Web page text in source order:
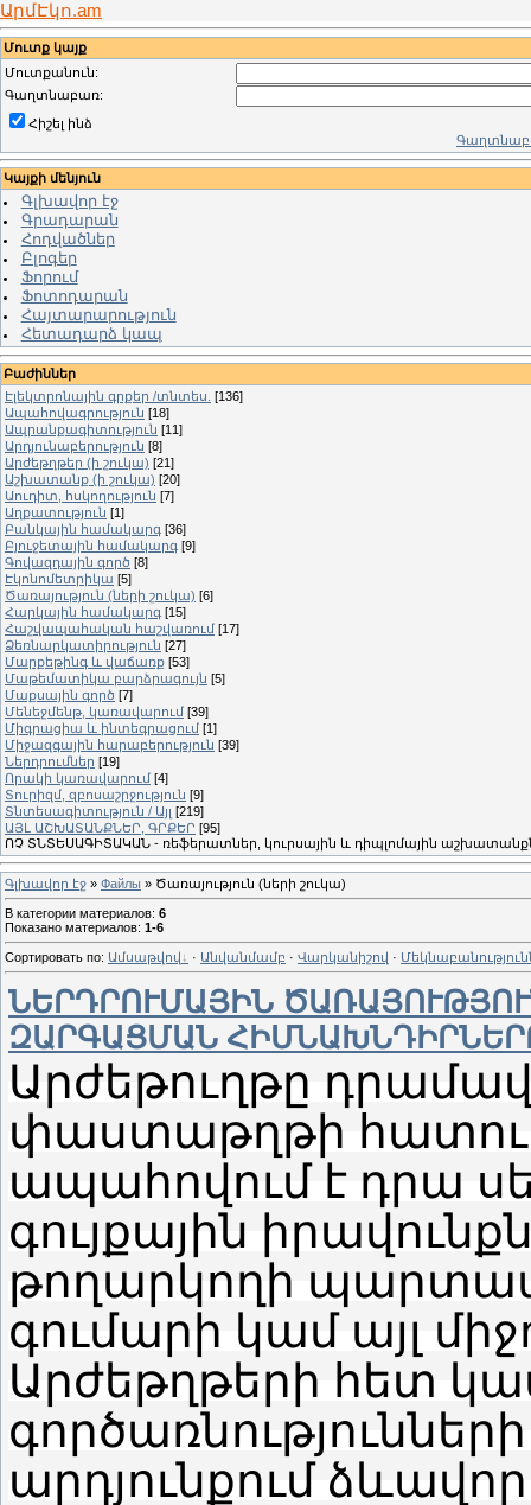
ԱրմԷկո.am
Մուտք կայք
Մուտքանուն:
Գաղտնաբառ:
Հիշել ինձ
Կայքի մենյուն
Գլխավոր էջ
Գրադարան
Հոդվածներ
Բլոգեր
Ֆորում
Ֆոտոդարան
Հայտարարություն
Հետադարձ կապ
Բաժիններ
Էլեկտրոնային գրքեր /տնտես. [136]
Ապահովագրություն [18]
Ապրանքագիտություն [11]
Արդյունաբերություն [8]
Արժեթղթեր (ի շուկա) [21]
Աշխատանք (ի շուկա) [20]
Աուդիտ, հսկողություն [7]
Աղքատություն [1]
Բանկային համակարգ [36]
Բյուջետային համակարգ [9]
Գովազդային գործ [8]
Էկոնոմետրիկա [5]
Ծառայություն (ների շուկա) [6]
Հարկային համակարգ [15]
Հաշվապահական հաշվառում [17]
Ձեռնարկատիրություն [27]
Մարքեթինգ և վաճառք [53]
Մաթեմատիկա բարձրագույն [5]
Մաքսային գործ [7]
Մենեջմենթ, կառավարում [39]
Միգրացիա և ինտեգրացում [1]
Միջազգային հարաբերություն [39]
Ներդրումներ [19]
Որակի կառավարում [4]
Տուրիզմ, զբոսաշրջություն [9]
Տնտեսագիտություն / Այլ [219]
ԱՅԼ ԱՇԽԱՏԱՆՔՆԵՐ, ԳՐՔԵՐ [95]
ՈՉ ՏՆՏԵՍԱԳԻՏԱԿԱՆ - ռեֆերատներ, կուրսային և դիպլոմային
Գլխավոր էջ » Файлы » Ծառայություն (ների շուկա)
В категории материалов: 6
Показано материалов: 1-6
Сортировать по: Ամսաթվով · Անվանմամբ · Վարկանիշով ·
ՆԵՐԴՐՈՒՄԱՅԻՆ
ԶԱՐԳԱՑՄԱՆ
Արժեթուղթը
փաստաթղթի
ապահովում է դրա
գույքային
թողարկողի
գումարի կամ այլ
Արժեթղթերի հետ
արդյունքում